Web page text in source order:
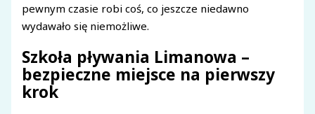
pewnym czasie robi coś, co jeszcze niedawno
wydawało się niemożliwe.
Szkoła pływania Limanowa –
bezpieczne miejsce na pierwszy
krok